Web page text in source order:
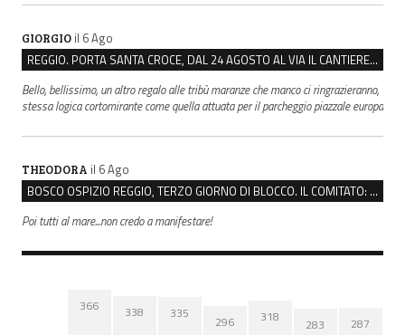
GIORGIO il 6 Ago
REGGIO. PORTA SANTA CROCE, DAL 24 AGOSTO AL VIA IL CANTIERE PER IL NUOVO COLLETTORE FOGNARIO
Bello, bellissimo, un altro regalo alle tribù maranze che manco ci ringrazieranno,
stessa logica cortomirante come quella attuata per il parcheggio piazzale europa
THEODORA il 6 Ago
BOSCO OSPIZIO REGGIO, TERZO GIORNO DI BLOCCO. IL COMITATO: “PRESIDIO FINO A VENERDÌ”
Poi tutti al mare...non credo a manifestare!
366 338 335
296 318 283 287